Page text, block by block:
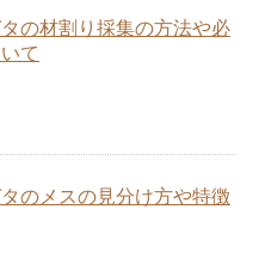
の材割り採集の方法や必
て
のメスの見分け方や特徴